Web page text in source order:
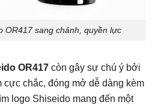
OR417 sang chảnh, quyền lực
OR417 còn gây sự chú ý bởi
cực chắc, đóng mở dễ dàng kèm
logo Shiseido mang đến một